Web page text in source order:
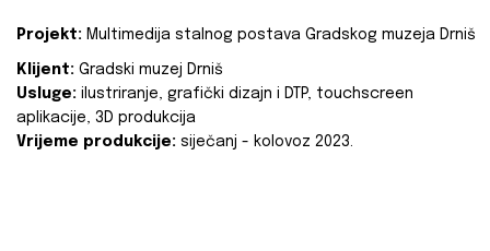
Projekt: Multimedija stalnog postava Gradskog muzeja Drniš
Klijent: Gradski muzej Drniš
Usluge: ilustriranje, grafički dizajn i DTP, touchscreen
aplikacije, 3D produkcija
Vrijeme produkcije: siječanj - kolovoz 2023.